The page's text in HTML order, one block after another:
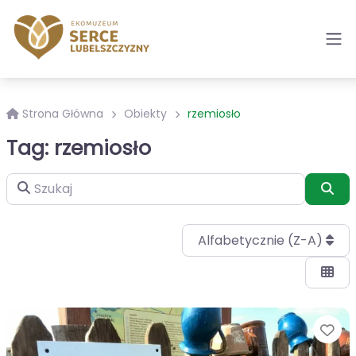
Strona Główna Obiekty rzemiosło
Tag: rzemiosło
Szukaj
Alfabetycznie (Z-A)